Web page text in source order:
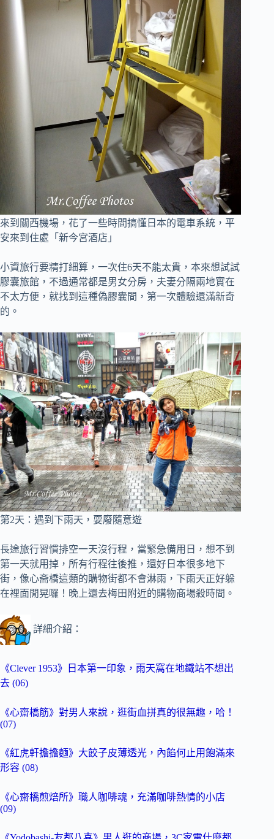
來到關西機場，花了一些時間搞懂日本的電車系統，平
安來到住處「新今宮酒店」
小資旅行要精打細算，一次住6天不能太貴，本來想試試
膠囊旅館，不過通常都是男女分房，夫妻分隔兩地實在
不太方便，就找到這種偽膠囊間，第一次體驗還滿新奇
的。
第2天：遇到下雨天，耍廢隨意遊
長途旅行習慣排空一天沒行程，當緊急備用日，想不到
第一天就用掉，所有行程往後推， 還好日本很多地下
街，像心斋橋這類的購物街都不會淋雨，下雨天正好躲
在裡面閒晃囉！晚上還去梅田附近的購物商場殺時間。
詳細介紹：
《Clever 1953》日本第一印象，雨天窩在地鐵站不想出
去 (06)
《心齋橋筋》對男人來說，逛街血拼真的很無趣，哈！
(07)
《紅虎軒擔擔麵》大餃子皮薄透光，內餡何止用飽滿來
形容 (08)
《心齋橋煎焙所》職人咖啡魂，充滿咖啡熱情的小店
(09)